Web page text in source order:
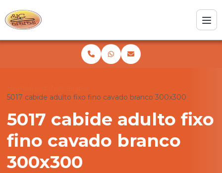
5017 cabide adulto fixo fino cavado branco 300x300
5017 cabide adulto fixo
fino cavado branco
300x300